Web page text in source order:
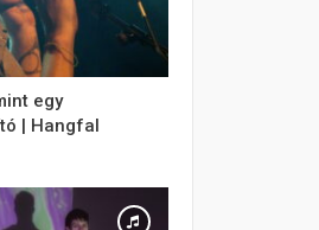
egy
| Hangfal